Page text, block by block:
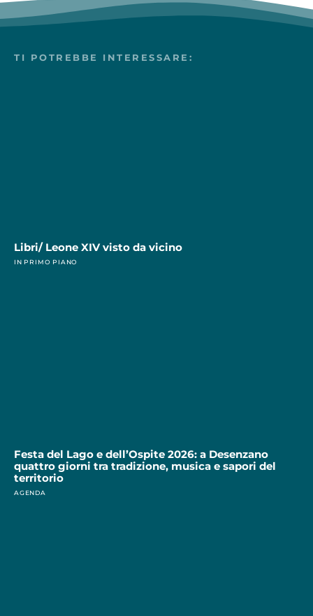
TI POTREBBE INTERESSARE:
Libri/ Leone XIV visto da vicino
IN PRIMO PIANO
Festa del Lago e dell’Ospite 2026: a Desenzano
quattro giorni tra tradizione, musica e sapori del
territorio
AGENDA